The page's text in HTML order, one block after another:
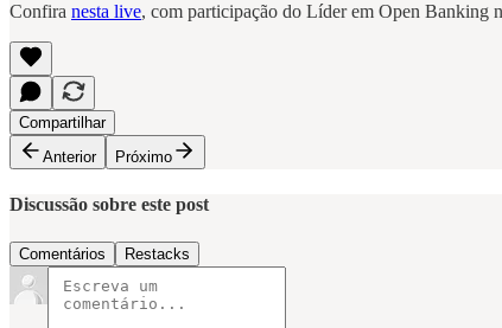
Confira nesta live, com participação do Líder em Open Banking
Compartilhar
Anterior
Próximo
Discussão sobre este post
Comentários Restacks